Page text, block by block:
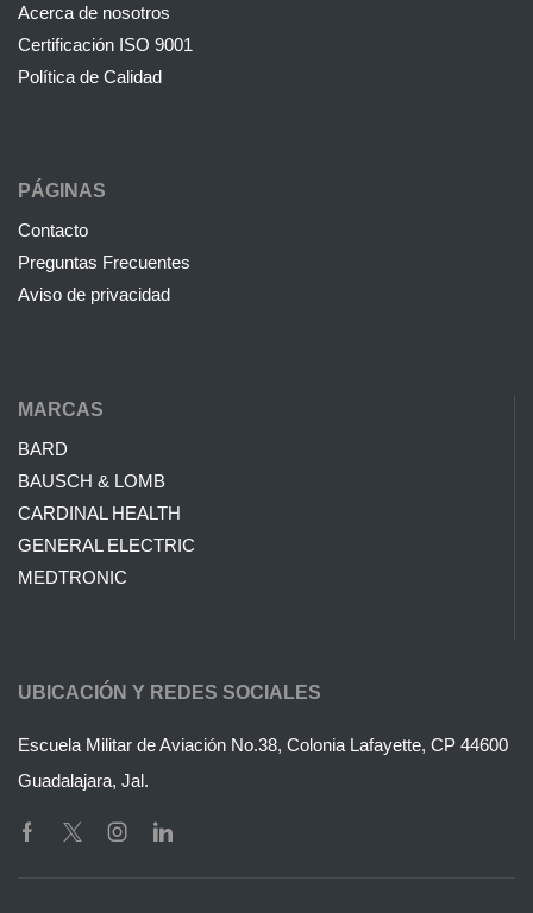
Acerca de nosotros
Certificación ISO 9001
Política de Calidad
PÁGINAS
Contacto
Preguntas Frecuentes
Aviso de privacidad
MARCAS
BARD
BAUSCH & LOMB
CARDINAL HEALTH
GENERAL ELECTRIC
MEDTRONIC
UBICACIÓN Y REDES SOCIALES
Escuela Militar de Aviación No.38, Colonia Lafayette, CP 44600
Guadalajara, Jal.